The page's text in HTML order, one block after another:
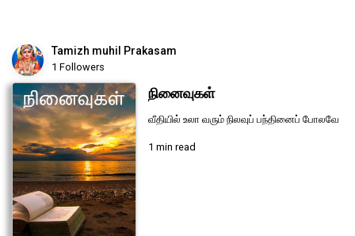
Tamizh muhil Prakasam
1 Followers
நினைவுகள்
வீதியில் உலா வரும் நிலவுப் பந்தினைப் போலவே
1 min read